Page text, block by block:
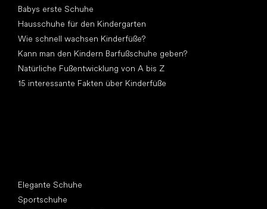
Babys erste Schuhe
Hausschuhe für den Kindergarten
Wie schnell wachsen Kinderfüße?
Kann man den Kindern Barfußschuhe geben?
Natürliche Fußentwicklung von A bis Z
15 interessante Fakten über Kinderfüße
Elegante Schuhe
Sportschuhe